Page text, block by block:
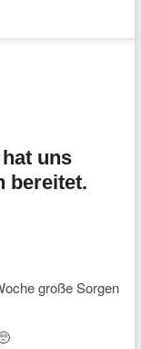
uns
bereitet.
große Sorgen